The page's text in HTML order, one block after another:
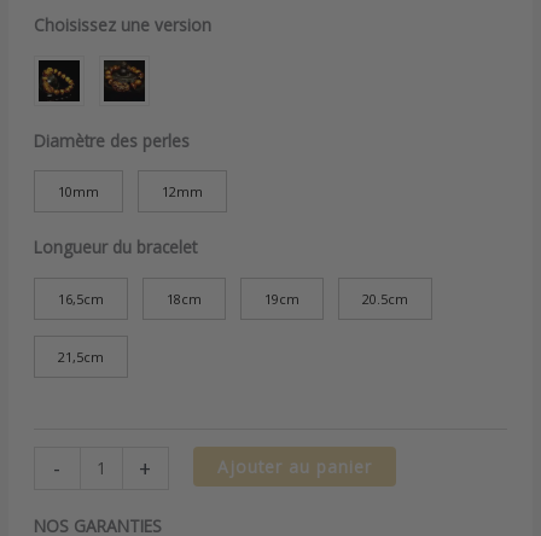
Choisissez une version
Diamètre des perles
10mm 12mm
Longueur du bracelet
16,5cm 18cm 19cm 20.5cm
21,5cm
-
tigre
Pacte
Impérial
+ Ajouter au panier
NOS GARANTIES